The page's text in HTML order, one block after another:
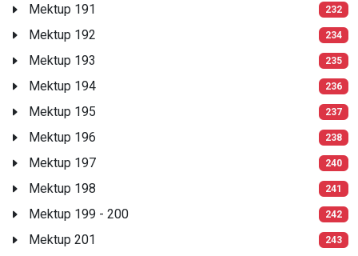
Mektup 191 232
Mektup 192 234
Mektup 193 235
Mektup 194 236
Mektup 195 237
Mektup 196 238
Mektup 197 240
Mektup 198 241
Mektup 199 - 200 242
Mektup 201 243